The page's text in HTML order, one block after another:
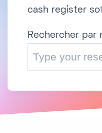
cash register
Rechercher par